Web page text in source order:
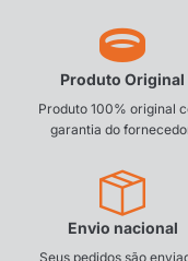
Produto Original
Produto 100% original
garantia do
Envio nacional
Seus pedidos são